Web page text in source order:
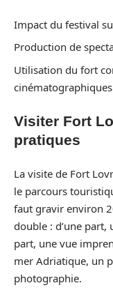
Impact du festival
Production de
Utilisation du fort
cinématographiques
Visiter Fort
pratiques
La visite de Fort
le parcours
faut gravir environ
double : d’une part,
part, une vue
mer Adriatique, un
photographie.